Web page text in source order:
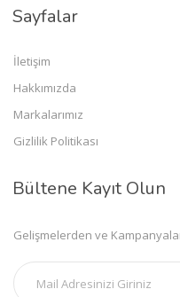
Sayfalar
İletişim
Hakkımızda
Markalarımız
Gizlilik Politikası
Bültene Kayıt Olun
Gelişmelerden ve